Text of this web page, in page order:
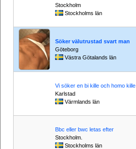
Stockholm
Stockholms län
Söker välutrustad svart man
Göteborg
Västra Götalands län
Vi söker en bi kille och homo kille
Karlstad
Värmlands län
Bbc eller bwc letas efter
Stockholm.
Stockholms län